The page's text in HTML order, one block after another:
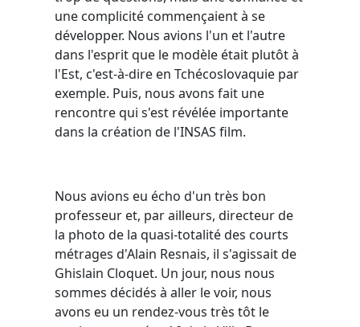
une complicité commençaient à se
développer. Nous avions l'un et l'autre
dans l'esprit que le modèle était plutôt à
l'Est, c'est-à-dire en Tchécoslovaquie par
exemple. Puis, nous avons fait une
rencontre qui s'est révélée importante
dans la création de l'INSAS film.
Nous avions eu écho d'un très bon
professeur et, par ailleurs, directeur de
la photo de la quasi-totalité des courts
métrages d'Alain Resnais, il s'agissait de
Ghislain Cloquet. Un jour, nous nous
sommes décidés à aller le voir, nous
avons eu un rendez-vous très tôt le